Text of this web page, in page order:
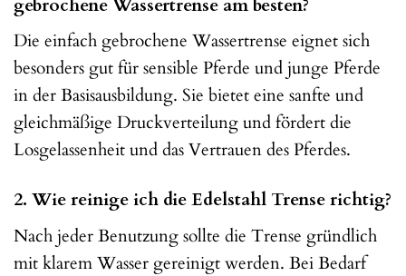
gebrochene Wassertrense am besten?
Die einfach gebrochene Wassertrense eignet sich
besonders gut für sensible Pferde und junge Pferde
in der Basisausbildung. Sie bietet eine sanfte und
gleichmäßige Druckverteilung und fördert die
Losgelassenheit und das Vertrauen des Pferdes.
2. Wie reinige ich die Edelstahl Trense richtig?
Nach jeder Benutzung sollte die Trense gründlich
mit klarem Wasser gereinigt werden. Bei Bedarf